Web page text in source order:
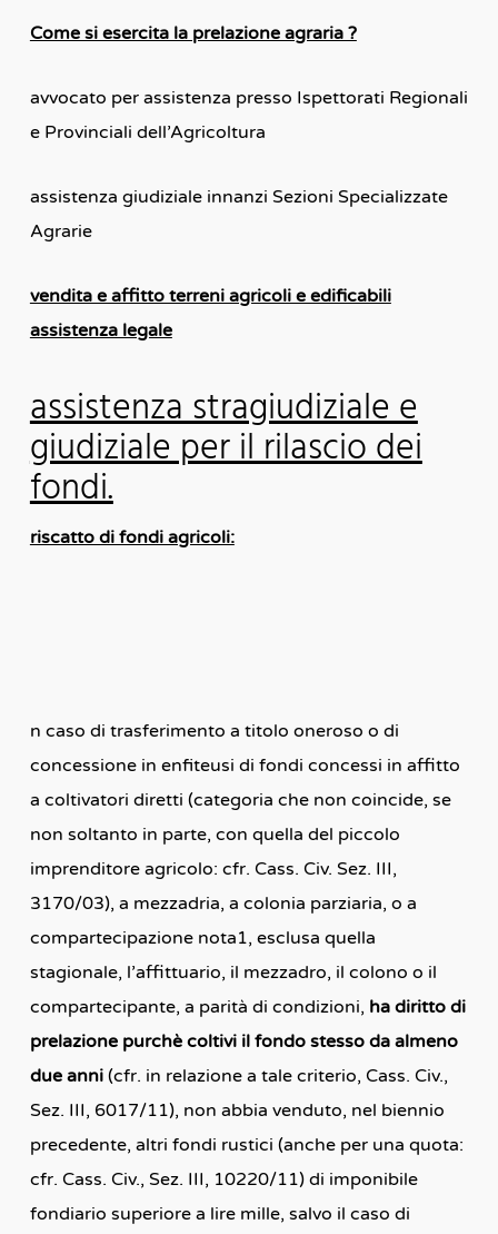
Come si esercita la prelazione agraria ?
avvocato per assistenza presso Ispettorati Regionali
e Provinciali dell’Agricoltura
assistenza giudiziale innanzi Sezioni Specializzate
Agrarie
vendita e affitto terreni agricoli e edificabili
assistenza legale
assistenza stragiudiziale e
giudiziale per il rilascio dei
fondi.
riscatto di fondi agricoli:
n caso di trasferimento a titolo oneroso o di
concessione in enfiteusi di fondi concessi in affitto
a coltivatori diretti (categoria che non coincide, se
non soltanto in parte, con quella del piccolo
imprenditore agricolo: cfr. Cass. Civ. Sez. III,
3170/03), a mezzadria, a colonia parziaria, o a
compartecipazione nota1, esclusa quella
stagionale, l’affittuario, il mezzadro, il colono o il
compartecipante, a parità di condizioni, ha diritto di
prelazione purchè coltivi il fondo stesso da almeno
due anni(cfr. in relazione a tale criterio, Cass. Civ.,
Sez. III, 6017/11), non abbia venduto, nel biennio
precedente, altri fondi rustici (anche per una quota:
cfr. Cass. Civ., Sez. III, 10220/11) di imponibile
fondiario superiore a lire mille, salvo il caso di